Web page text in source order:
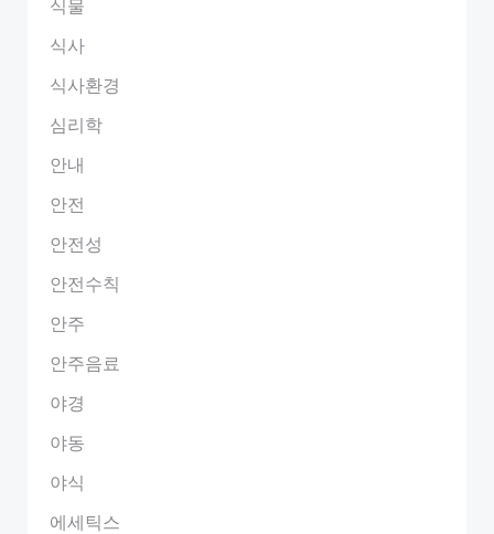
식사
식사환경
심리학
안내
안전
안전성
안전수칙
안주
안주음료
야경
야동
야식
에세틱스